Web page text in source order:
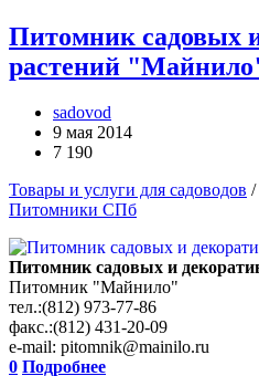
Питомник садовых
растений
sadovod
9 мая 2014
7 190
Товары и услуги для садоводов /
Питомники СПб
Питомник садовых и
Питомник "Майнило"
тел.:(812) 973-77-86
факс.:(812) 431-20-09
e-mail: pitomnik@mainilo.ru
0 Подробнее